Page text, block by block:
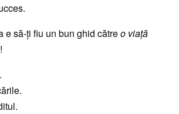
e să-ți fiu un bun ghid cătreo viață
!